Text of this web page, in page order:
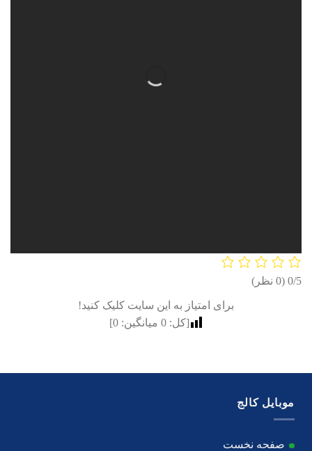
‫0/5 ‫(0 نظر)
برای امتیاز به این سایت کلیک کنید!
[کل:0 میانگین:0
]
موبایل کالج
صفحه نخست